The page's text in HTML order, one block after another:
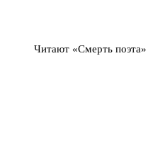
Читают «Смерть поэта»